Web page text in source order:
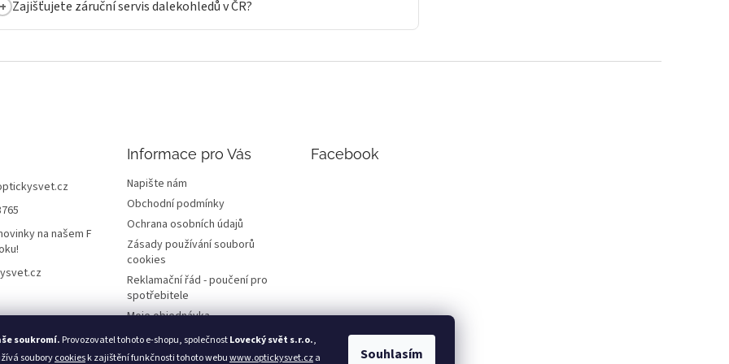
soukromí. Provozovatel tohoto e-shopu, společnostLovecký svět s.r.o.,
souborycookiesk zajištění funkčnosti tohoto webuwww.optickysvet.cza Souhlasím
Zajišťujete záruční servis dalekohledů v ČR?
na našem F
Informace pro Vás
Napište nám
Obchodní podmínky
Ochrana osobních údajů
Zásady používání souborů
cookies
Reklamační řád - poučení pro
spotřebitele
Moje objednávka
Facebook